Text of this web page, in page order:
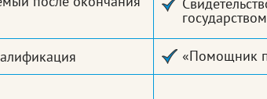
«Помощник